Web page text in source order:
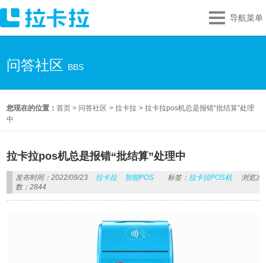
导航菜单
问答社区 BBS
您现在的位置：首页 > 问答社区 >拉卡拉 >拉卡拉pos机总是报错“批结算”处理
中
拉卡拉pos机总是报错“批结算”处理中
发布时间：2022/09/23 拉卡拉 智能POS 标签： 拉卡拉POS机
浏览次
数：2844